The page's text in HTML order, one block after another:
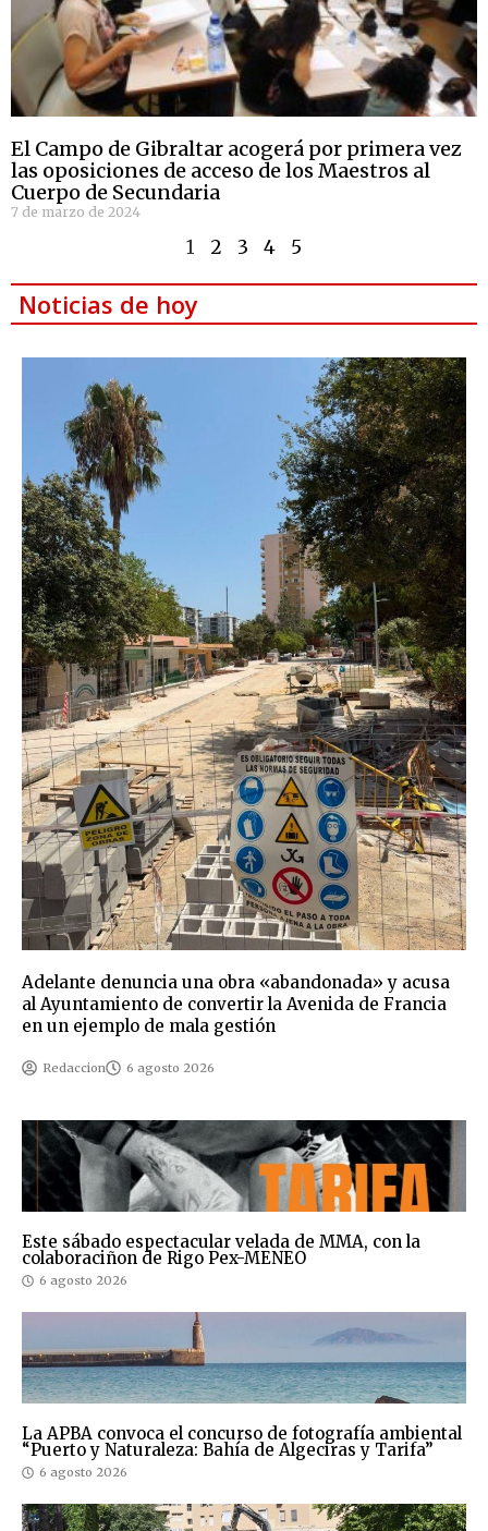
El Campo de Gibraltar acogerá por primera vez
las oposiciones de acceso de los Maestros al
Cuerpo de Secundaria
7 de marzo de 2024
1 2 3 4 5
Noticias de hoy
Adelante denuncia una obra «abandonada» y acusa
al Ayuntamiento de convertir la Avenida de Francia
en un ejemplo de mala gestión
Redaccion 6 agosto 2026
Este sábado espectacular velada de MMA, con la
colaboraciñon de Rigo Pex-MENEO
6 agosto 2026
La APBA convoca el concurso de fotografía ambiental
“Puerto y Naturaleza: Bahía de Algeciras y Tarifa”
6 agosto 2026